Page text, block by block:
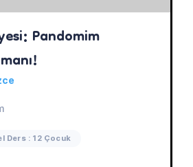
Pandomim
Ders : 12 Çocuk